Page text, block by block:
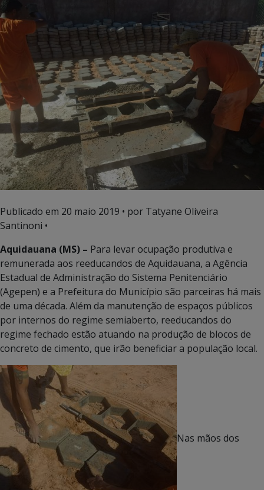
Publicado em 20 maio 2019 • por Tatyane Oliveira
Santinoni •
Aquidauana (MS) – Para levar ocupação produtiva e
remunerada aos reeducandos de Aquidauana, a Agência
Estadual de Administração do Sistema Penitenciário
(Agepen) e a Prefeitura do Município são parceiras há mais
de uma década. Além da manutenção de espaços públicos
por internos do regime semiaberto, reeducandos do
regime fechado estão atuando na produção de blocos de
concreto de cimento, que irão beneficiar a população local.
Nas mãos dos